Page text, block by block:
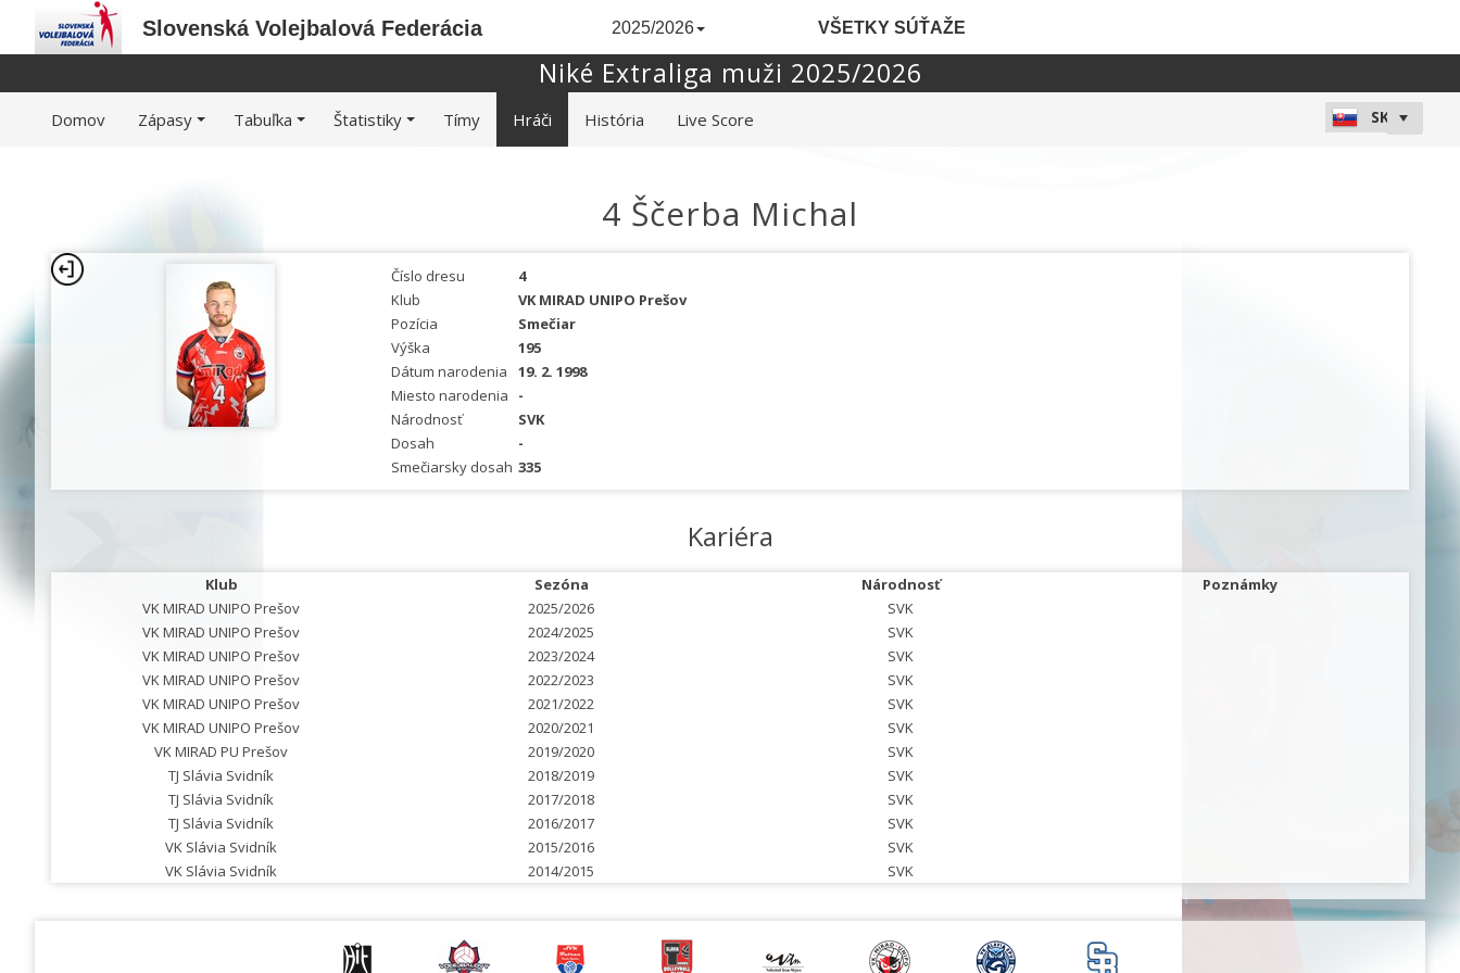
Slovenská Volejbalová Federácia 2025/2026 VŠETKY SÚŤAŽE
Niké Extraliga muži 2025/2026
Domov Zápasy Tabuľka Štatistiky Tímy Hráči História Live Score
4 Ščerba Michal
Číslo dresu
4
Klub
VK MIRAD UNIPO Prešov
Pozícia
Smečiar
Výška
195
Dátum narodenia
19. 2. 1998
Miesto narodenia
-
Národnosť
SVK
Dosah
-
Smečiarsky dosah 335
Kariéra
Klub Sezóna Národnosť
Poznámky
VK MIRAD UNIPO Prešov
2025/2026
SVK
VK MIRAD UNIPO Prešov
2024/2025
SVK
VK MIRAD UNIPO Prešov
2023/2024
SVK
VK MIRAD UNIPO Prešov
2022/2023
SVK
VK MIRAD UNIPO Prešov
2021/2022
SVK
VK MIRAD UNIPO Prešov
2020/2021
SVK
VK MIRAD PU Prešov
2019/2020
SVK
TJ Slávia Svidník
2018/2019
SVK
TJ Slávia Svidník
2017/2018
SVK
TJ Slávia Svidník
2016/2017
SVK
VK Slávia Svidník
2015/2016
SVK
VK Slávia Svidník
2014/2015 SVK